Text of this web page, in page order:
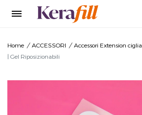
Home / ACCESSORI / Accessori Extension ciglia
| Gel Riposizionabili